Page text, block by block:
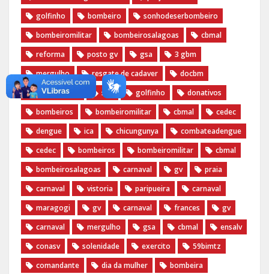
golfinho
bombeiro
sonhodeserbombeiro
bombeiromilitar
bombeirosalagoas
cbmal
reforma
posto gv gsa
3 gbm
mergulho
resgate de cadaver
docbm
documentos
stic golfinho
donativos
bombeiros
bombeiromilitar cbmal
cedec
dengue
ica chicungunya
combateadengue
cedec
bombeiros bombeiromilitar
cbmal
bombeirosalagoas
carnaval gv
praia
carnaval
vistoria paripueira
carnaval
maragogi
gv carnaval frances
gv
carnaval
mergulho gsa cbmal
ensalv
conasv
solenidade exercito
59bimtz
comandante
dia da mulher
bombeira